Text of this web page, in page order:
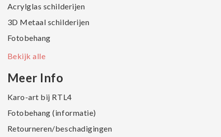
Acrylglas schilderijen
3D Metaal schilderijen
Fotobehang
Bekijk alle
Meer Info
Karo-art bij RTL4
Fotobehang (informatie)
Retourneren/beschadigingen